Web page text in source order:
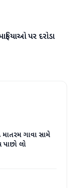
પર દરોડા
માતરમ ગાવા સામે
પાછો લો